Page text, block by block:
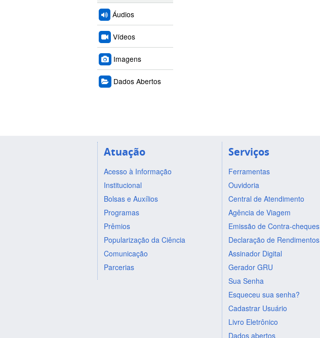
Áudios
Vídeos
Imagens
Dados Abertos
Atuação
Acesso à Informação
Institucional
Bolsas e Auxílios
Programas
Prêmios
Popularização da Ciência
Comunicação
Parcerias
Serviços
Ferramentas
Ouvidoria
Central de Atendimento
Agência de Viagem
Emissão de Contra-cheques
Declaração de Rendimentos
Assinador Digital
Gerador GRU
Sua Senha
Esqueceu sua senha?
Cadastrar Usuário
Livro Eletrônico
Dados abertos